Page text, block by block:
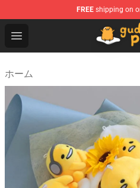
FREE shipping on
Open menu
Gudetama Plush Shop -
ホーム